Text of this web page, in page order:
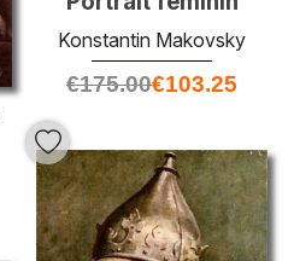
Konstantin Makovsky
€175.00€103.25